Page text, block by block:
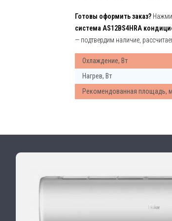
Готовы оформить заказ?
система AS12BS4HRA
— подтвердим наличие,
Охлаждение, Вт
Нагрев, Вт
Рекомендованная площадь,